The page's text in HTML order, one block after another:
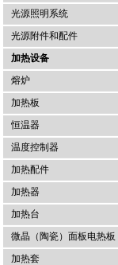
武汉提沃克科技有限公司
光源照明系统
光源附件和配件
加热设备
熔炉
加热板
恒温器
温度控制器
加热配件
加热器
加热台
微晶（陶瓷）面板电热板
加热套